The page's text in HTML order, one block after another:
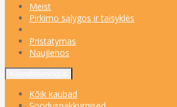
Meist
Pirkimo sąlygos ir taisyklės
Pristatymas
Naujienos
Kõik kaubad